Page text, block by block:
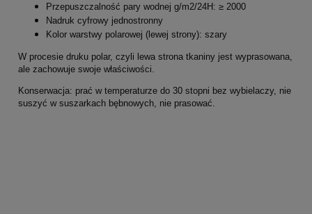
Przepuszczalność pary wodnej g/m2/24H: ≥ 2000
Nadruk cyfrowy jednostronny
Kolor warstwy polarowej (lewej strony): szary
W procesie druku polar, czyli lewa strona tkaniny jest wyprasowana,
ale zachowuje swoje właściwości.
Konserwacja: prać w temperaturze do 30 stopni bez wybielaczy, nie
suszyć w suszarkach bębnowych, nie prasować.